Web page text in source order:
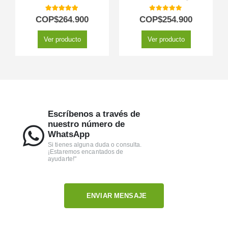
5.00out of 5
COP$264.900
Ver producto
0out of 5
COP$254.900
Ver producto
Escríbenos a través de
nuestro número de
WhatsApp
Si tienes alguna duda o consulta.
¡Estaremos encantados de
ayudarte!"
ENVIAR MENSAJE